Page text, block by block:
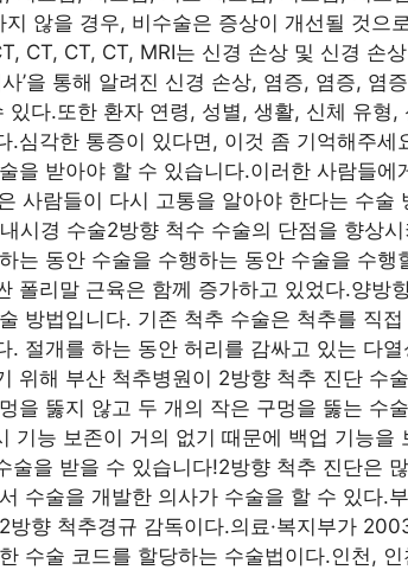
않을 경우, 비수술은 증상이 개선될 것으
CT, CT, CT, MRI는 신경 손상 및 신경 손
’을 통해 알려진 신경 손상, 염증, 염증, 염
있다.또한 환자 연령, 성별, 생활, 신체 유형,
.심각한 통증이 있다면, 이것 좀 기억해주세
을 받아야 할 수 있습니다.이러한 사람들에
사람들이 다시 고통을 알아야 한다는 수술
시경 수술2방향 척수 수술의 단점을 향상
는 동안 수술을 수행하는 동안 수술을 수행
폴리말 근육은 함께 증가하고 있었다.양방
방법입니다. 기존 척추 수술은 척추를 직
. 절개를 하는 동안 허리를 감싸고 있는 다
위해 부산 척추병원이 2방향 척추 진단 수
을 뚫지 않고 두 개의 작은 구멍을 뚫는 수
기능 보존이 거의 없기 때문에 백업 기능을
술을 받을 수 있습니다!2방향 척추 진단은
수술을 개발한 의사가 수술을 할 수 있다.
방향 척추경규 감독이다.의료·복지부가
수술 코드를 할당하는 수술법이다.인천,